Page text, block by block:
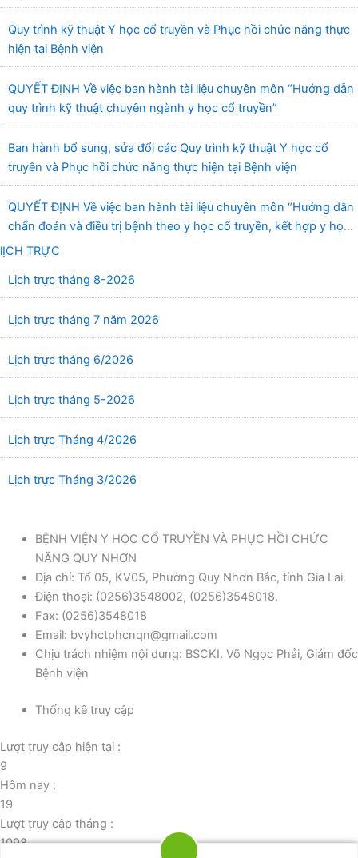
quang”
Quy trình kỹ thuật Y học cổ truyền và Phục hồi chức năng thực
hiện tại Bệnh viện
QUYẾT ĐỊNH Về việc ban hành tài liệu chuyên môn “Hướng dẫn
quy trình kỹ thuật chuyên ngành y học cổ truyền”
Ban hành bổ sung, sửa đổi các Quy trình kỹ thuật Y học cổ
truyền và Phục hồi chức năng thực hiện tại Bệnh viện
QUYẾT ĐỊNH Về việc ban hành tài liệu chuyên môn “Hướng dẫn
chẩn đoán và điều trị bệnh theo y học cổ truyền, kết hợp y học
cổ truyền với y học hiện đại”
lỊCH TRỰC
Lịch trực tháng 8-2026
Lịch trực tháng 7 năm 2026
Lịch trực tháng 6/2026
Lịch trực tháng 5-2026
Lịch trực Tháng 4/2026
Lịch trực Tháng 3/2026
BỆNH VIỆN Y HỌC CỔ TRUYỀN VÀ PHỤC HỒI CHỨC
NĂNG QUY NHƠN
Địa chỉ: Tổ 05, KV05, Phường Quy Nhơn Bắc, tỉnh Gia Lai.
Điện thoại: (0256)3548002, (0256)3548018.
Fax: (0256)3548018
Email: bvyhctphcnqn@gmail.com
Chịu trách nhiệm nội dung: BSCKI. Võ Ngọc Phải, Giám đốc
Bệnh viện
Thống kê truy cập
Lượt truy cập hiện tại :
9
Hôm nay :
19
Lượt truy cập tháng :
1098